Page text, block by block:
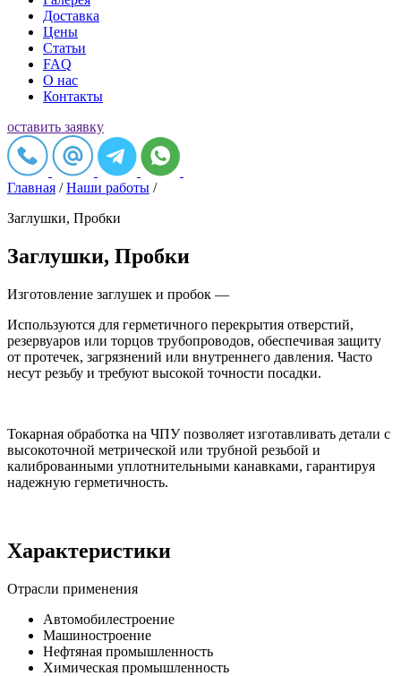
Доставка
Цены
Статьи
FAQ
О нас
Контакты
оставить заявку
Главная / Наши работы /
Заглушки, Пробки
Заглушки, Пробки
Изготовление заглушек и пробок —
Используются для герметичного перекрытия отверстий,
резервуаров или торцов трубопроводов, обеспечивая защиту
от протечек, загрязнений или внутреннего давления. Часто
несут резьбу и требуют высокой точности посадки.
Токарная обработка на ЧПУ позволяет изготавливать детали с
высокоточной метрической или трубной резьбой и
калиброванными уплотнительными канавками, гарантируя
надежную герметичность.
Характеристики
Отрасли применения
Автомобилестроение
Машиностроение
Нефтяная промышленность
Химическая промышленность